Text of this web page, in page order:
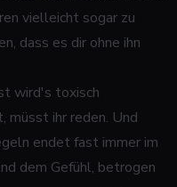
vielleicht sogar zu
dass es dir ohne ihn
wird's toxisch
müsst ihr reden. Und
endet fast immer im
dem Gefühl, betrogen